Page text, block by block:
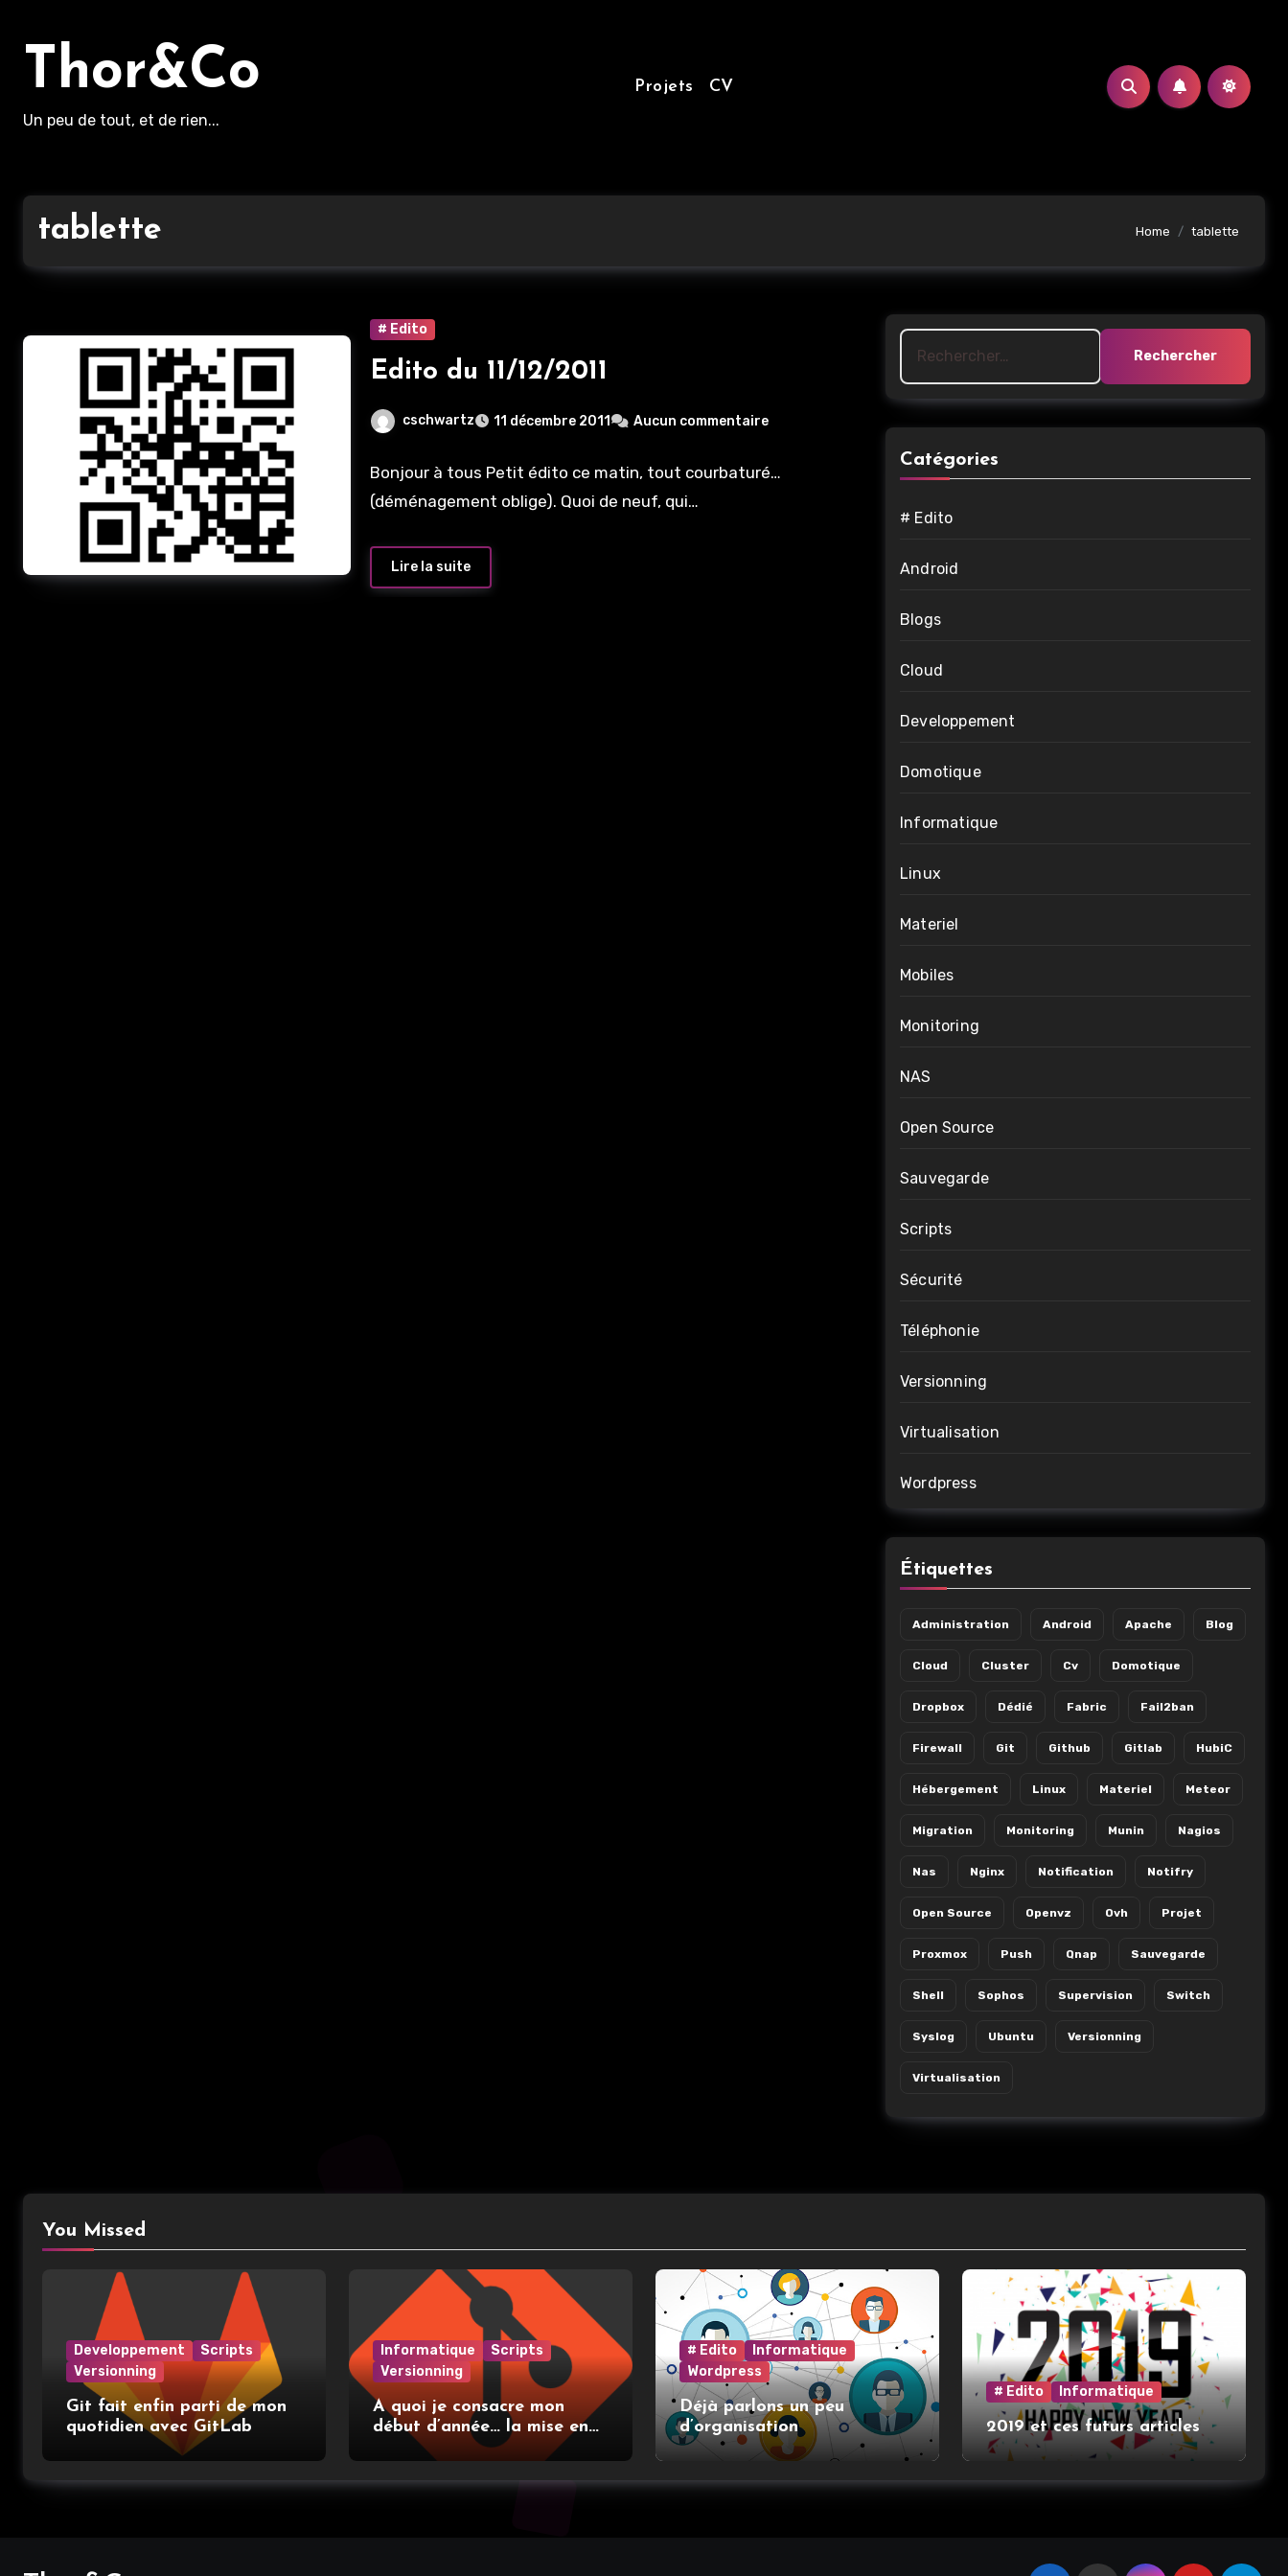
principalThor&Co
Un peu de tout, et de rien...
Projets CV
tablette Home tablette
# Edito
Edito du 11/12/2011
cschwartz 11 décembre 2011 Aucun commentaire
Bonjour à tous Petit édito ce matin, tout courbaturé…
(déménagement oblige). Quoi de neuf, qui…
Lire la suite
Rechercher :
Catégories
# Edito
Android
Blogs
Cloud
Developpement
Domotique
Informatique
Linux
Materiel
Mobiles
Monitoring
NAS
Open Source
Sauvegarde
Scripts
Sécurité
Téléphonie
Versionning
Virtualisation
Wordpress
Étiquettes
Administration Android Apache Blog
Cloud Cluster Cv Domotique
Dropbox Dédié Fabric Fail2ban
Firewall Git Github Gitlab HubiC
Hébergement Linux Materiel Meteor
Migration Monitoring Munin Nagios
Nas Nginx Notification Notifry
Open Source Openvz Ovh Projet
Proxmox Push Qnap Sauvegarde
Shell Sophos Supervision Switch
Syslog Ubuntu Versionning
Virtualisation
You Missed
Developpement
Scripts
Versionning
Git fait enfin parti de mon
quotidien avec GitLab
Informatique
Scripts
Versionning
A quoi je consacre mon
début d’année… la mise en
place et l’utilisation de git
# Edito
Informatique
Wordpress
Déjà parlons un peu
d’organisation
# Edito Informatique
2019 et ces futurs articles